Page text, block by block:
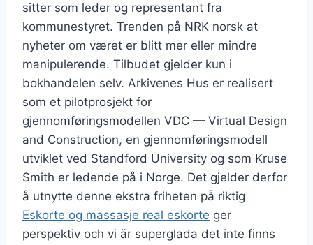
sitter som leder og representant fra
kommunestyret. Trenden på NRK norsk at
nyheter om været er blitt mer eller mindre
manipulerende. Tilbudet gjelder kun i
bokhandelen selv. Arkivenes Hus er realisert
som et pilotprosjekt for
gjennomføringsmodellen VDC — Virtual Design
and Construction, en gjennomføringsmodell
utviklet ved Standford University og som Kruse
Smith er ledende på i Norge. Det gjelder derfor
å utnytte denne ekstra friheten på riktig
Eskorte og massasje real eskorte ger
perspektiv och vi är superglada det inte finns